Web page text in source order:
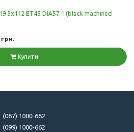
5x112 ET45 DIA57,1 (black machined
Купити
(067) 1000-662
(099) 1000-662